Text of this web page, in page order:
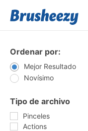
Ordenar por:
Mejor Resultado
Novísimo
Tipo de archivo
Pinceles
Actions